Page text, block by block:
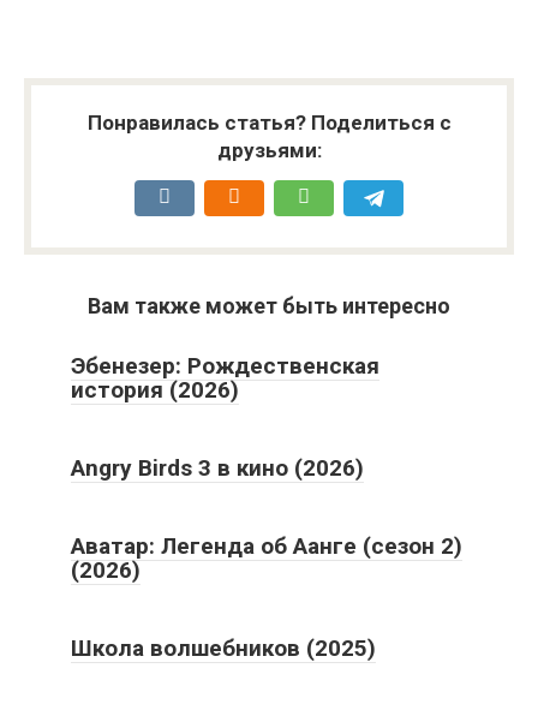
Понравилась статья? Поделиться с
друзьями:
Вам также может быть интересно
Эбенезер: Рождественская
история (2026)
Angry Birds 3 в кино (2026)
Аватар: Легенда об Аанге (сезон 2)
(2026)
Школа волшебников (2025)